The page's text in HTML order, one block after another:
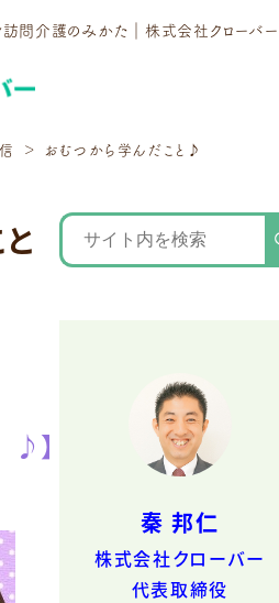
訪問介護のみかた ｜株式会社クローバー
おむつから学んだこと♪
】
秦 邦仁
株式会社クローバー
代表取締役